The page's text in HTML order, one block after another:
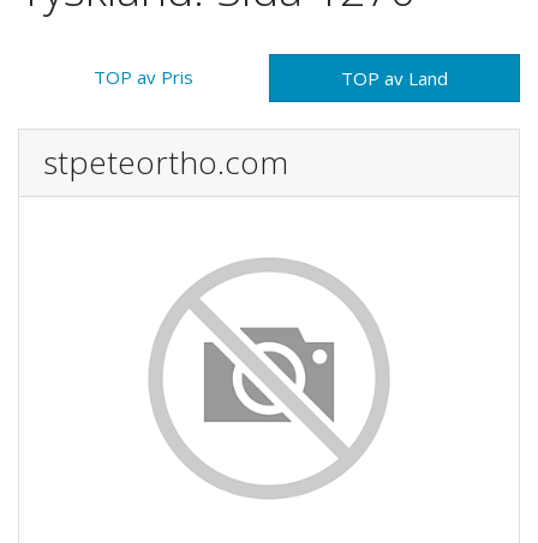
TOP av Pris TOP av Land
stpeteortho.com